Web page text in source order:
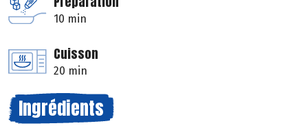
10 min
Cuisson
20 min
Ingrédients